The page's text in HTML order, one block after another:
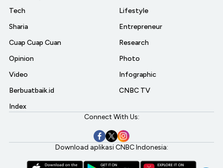
Tech
Sharia
Cuap Cuap Cuan
Opinion
Video
Berbuatbaik.id
Index
Lifestyle
Entrepreneur
Research
Photo
Infographic
CNBC TV
Connect With Us:
Download aplikasi CNBC Indonesia: